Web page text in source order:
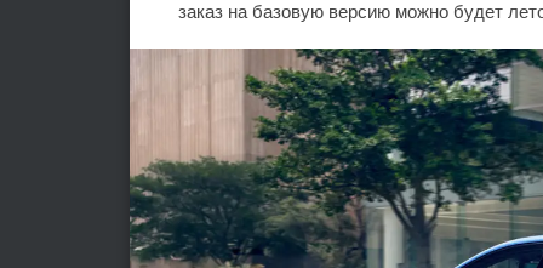
заказ на базовую версию можно будет